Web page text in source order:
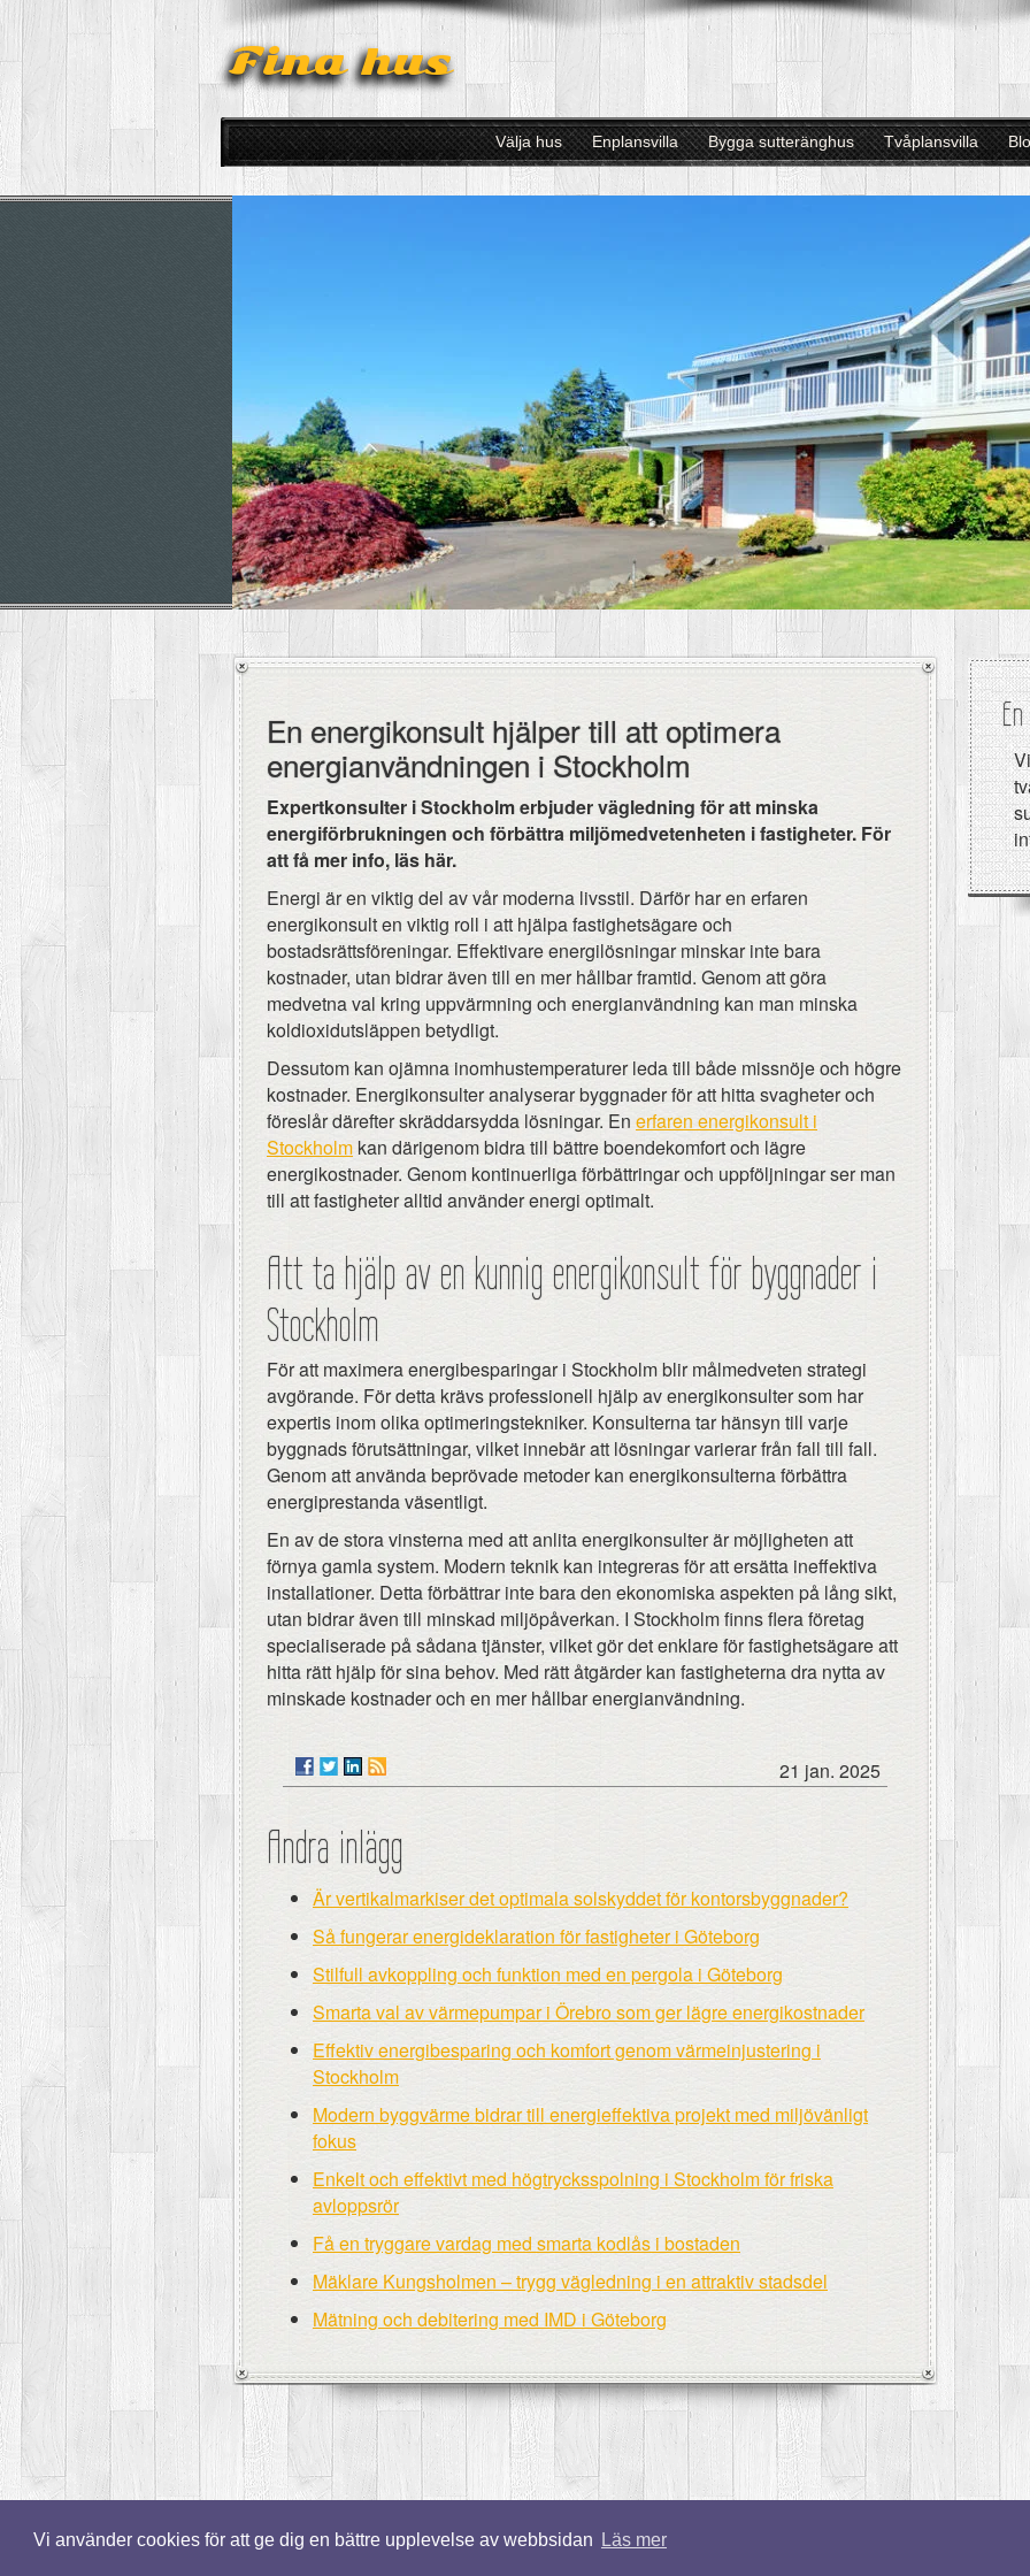
Vi använder cookies för att ge dig en bättre upplevelse av webbsidan Läs mer
Fina hus
Välja hus Enplansvilla Bygga sutteränghus Tvåplansvilla
En energikonsult hjälper till att optimera
energianvändningen i Stockholm
Expertkonsulter i Stockholm erbjuder vägledning för att minska
energiförbrukningen och förbättra miljömedvetenheten i fastigheter. För
att få mer info, läs här.
Energi är en viktig del av vår moderna livsstil. Därför har en erfaren
energikonsult en viktig roll i att hjälpa fastighetsägare och
bostadsrättsföreningar. Effektivare energilösningar minskar inte bara
kostnader, utan bidrar även till en mer hållbar framtid. Genom att göra
medvetna val kring uppvärmning och energianvändning kan man minska
koldioxidutsläppen betydligt.
Dessutom kan ojämna inomhustemperaturer leda till både missnöje och högre
kostnader. Energikonsulter analyserar byggnader för att hitta svagheter och
föreslår därefter skräddarsydda lösningar. En erfaren energikonsult i
Stockholm kan därigenom bidra till bättre boendekomfort och lägre
energikostnader. Genom kontinuerliga förbättringar och uppföljningar ser man
till att fastigheter alltid använder energi optimalt.
Att ta hjälp av en kunnig energikonsult för byggnader i
Stockholm
För att maximera energibesparingar i Stockholm blir målmedveten strategi
avgörande. För detta krävs professionell hjälp av energikonsulter som har
expertis inom olika optimeringstekniker. Konsulterna tar hänsyn till varje
byggnads förutsättningar, vilket innebär att lösningar varierar från fall till fall.
Genom att använda beprövade metoder kan energikonsulterna förbättra
energiprestanda väsentligt.
En av de stora vinsterna med att anlita energikonsulter är möjligheten att
förnya gamla system. Modern teknik kan integreras för att ersätta ineffektiva
installationer. Detta förbättrar inte bara den ekonomiska aspekten på lång sikt,
utan bidrar även till minskad miljöpåverkan. I Stockholm finns flera företag
specialiserade på sådana tjänster, vilket gör det enklare för fastighetsägare att
hitta rätt hjälp för sina behov. Med rätt åtgärder kan fastigheterna dra nytta av
minskade kostnader och en mer hållbar energianvändning.
21 jan. 2025
Andra inlägg
Är vertikalmarkiser det optimala solskyddet för kontorsbyggnader?
Så fungerar energideklaration för fastigheter i Göteborg
Stilfull avkoppling och funktion med en pergola i Göteborg
Smarta val av värmepumpar i Örebro som ger lägre energikostnader
Effektiv energibesparing och komfort genom värmeinjustering i
Stockholm
Modern byggvärme bidrar till energieffektiva projekt med miljövänligt
fokus
Enkelt och effektivt med högtrycksspolning i Stockholm för friska
avloppsrör
Få en tryggare vardag med smarta kodlås i bostaden
Mäklare Kungsholmen – trygg vägledning i en attraktiv stadsdel
Mätning och debitering med IMD i Göteborg
© 2026 Finahus.nu. Alla rättigheter förbehållna.